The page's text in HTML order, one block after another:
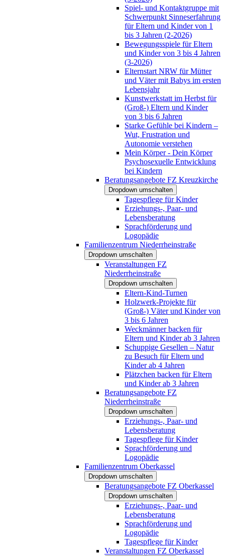
Spiel- und Kontaktgruppe mit
Schwerpunkt Sinneserfahrung
für Eltern und Kinder von 1
bis 3 Jahren (2-2026)
Bewegungsspiele für Eltern
und Kinder von 3 bis 4 Jahren
(3-2026)
Elternstart NRW für Mütter
und Väter mit Babys im ersten
Lebensjahr
Kunstwerkstatt im Herbst für
(Groß-) Eltern und Kinder
von 3 bis 6 Jahren
Starke Gefühle bei Kindern –
Wut, Frustration und
Autonomie verstehen
Mein Körper - Dein Körper
Psychosexuelle Entwicklung
bei Kindern
Beratungsangebote FZ Kreuzkirche
Dropdown umschalten
Tagespflege für Kinder
Erziehungs-, Paar- und
Lebensberatung
Sprachförderung und
Logopädie
Familienzentrum Niederrheinstraße
Dropdown umschalten
Veranstaltungen FZ
Niederrheinstraße
Dropdown umschalten
Eltern-Kind-Turnen
Holzwerk-Projekte für
(Groß-) Väter und Kinder von
3 bis 6 Jahren
Weckmänner backen für
Eltern und Kinder ab 3 Jahren
Schuppige Gesellen – Natur
zu Besuch für Eltern und
Kinder ab 4 Jahren
Plätzchen backen für Eltern
und Kinder ab 3 Jahren
Beratungsangebote FZ
Niederrheinstraße
Dropdown umschalten
Erziehungs-, Paar- und
Lebensberatung
Tagespflege für Kinder
Sprachförderung und
Logopädie
Familienzentrum Oberkassel
Dropdown umschalten
Beratungsangebote FZ Oberkassel
Dropdown umschalten
Erziehungs-, Paar- und
Lebensberatung
Sprachförderung und
Logopädie
Tagespflege für Kinder
Veranstaltungen FZ Oberkassel